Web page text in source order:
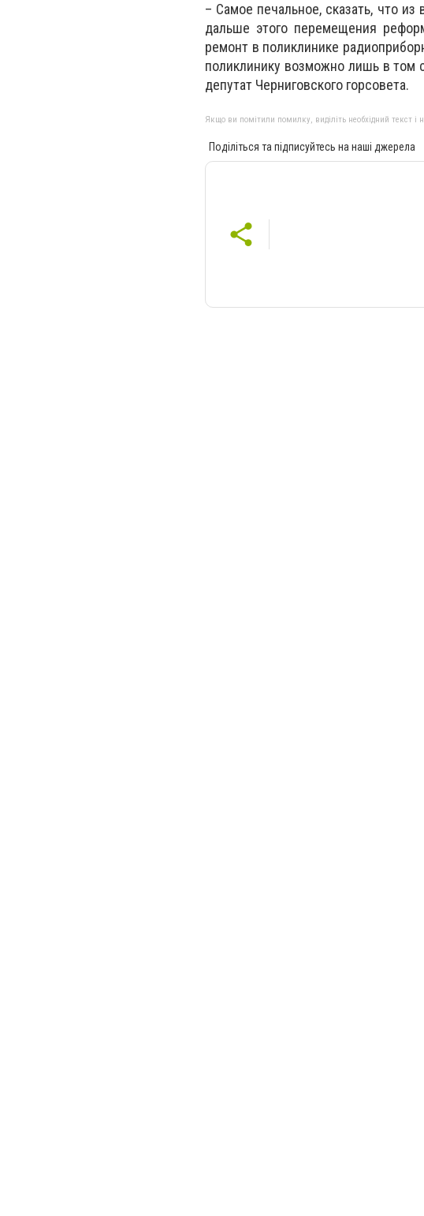
– Самое печальное, сказать, что
дальше этого перемещения
ремонт в поликлинике
поликлинику возможно лишь в том
депутат Черниговского горсовета.
Якщо ви помітили помилку, виділіть необхідний текст
Поділіться та підписуйтесь на наші джерела